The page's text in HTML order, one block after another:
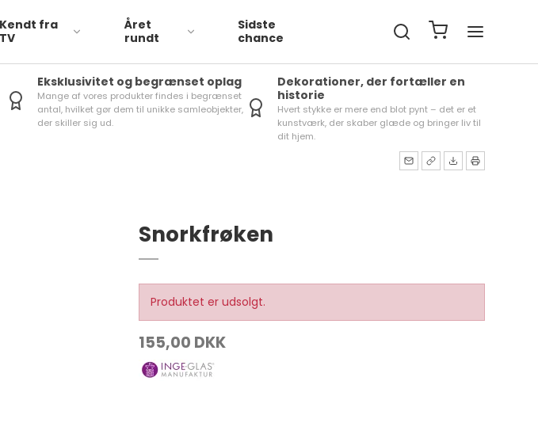
Kendt fra
TV
Året
rundt
Sidste
chance
Eksklusivitet og begrænset oplag
Mange af vores produkter findes i begrænset
antal, hvilket gør dem til unikke samleobjekter,
der skiller sig ud.
Dekorationer, der fortæller en
historie
Hvert stykke er mere end blot pynt – det er et
kunstværk, der skaber glæde og bringer liv til
dit hjem.
Snorkfrøken
Produktet er udsolgt.
155,00 DKK